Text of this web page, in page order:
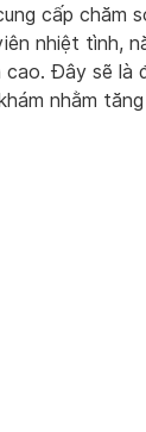
cấp chăm
nhiệt tình,
cao. Đây sẽ là
nhằm